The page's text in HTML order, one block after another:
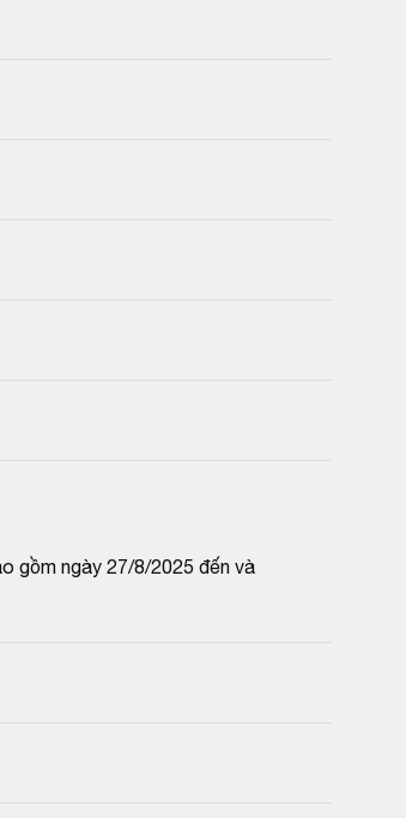
gồm ngày 27/8/2025 đến và